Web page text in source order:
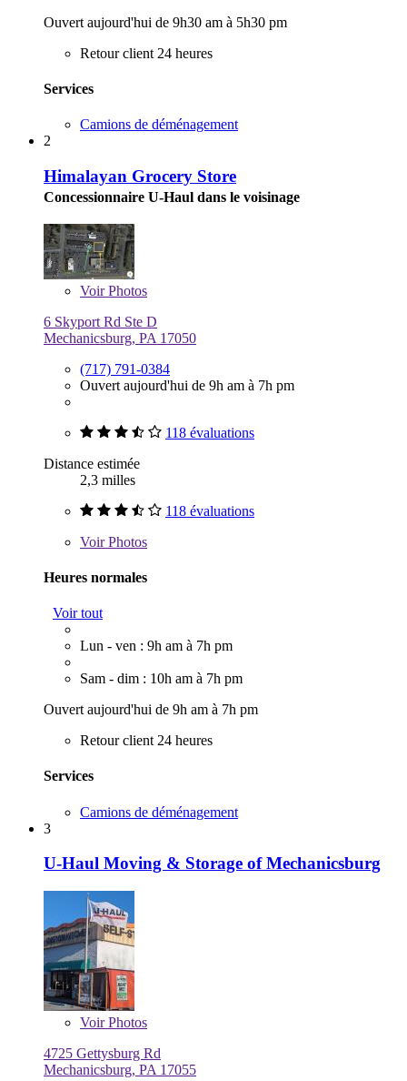
Ouvert aujourd'hui de 9h30 am à 5h30 pm
Retour client 24 heures
Services
Camions de déménagement
2
Himalayan Grocery Store
Concessionnaire U-Haul dans le voisinage
VoirPhotos
6 Skyport Rd Ste D
Mechanicsburg, PA 17050
(717) 791-0384
Ouvert aujourd'hui de 9h am à 7h pm
118 évaluations
Distance estimée
2,3 milles
118 évaluations
VoirPhotos
Heures normales
Voir tout
Lun - ven : 9h am à 7h pm
Sam - dim : 10h am à 7h pm
Ouvert aujourd'hui de 9h am à 7h pm
Retour client 24 heures
Services
Camions de déménagement
3
U-Haul Moving & Storage of Mechanicsburg
VoirPhotos
4725 Gettysburg Rd
Mechanicsburg, PA 17055